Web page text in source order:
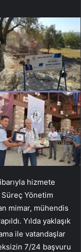
hizmete
Yönetim
mimar, mühendis
Yılda yaklaşık
ile vatandaşlar
7/24 başvuru